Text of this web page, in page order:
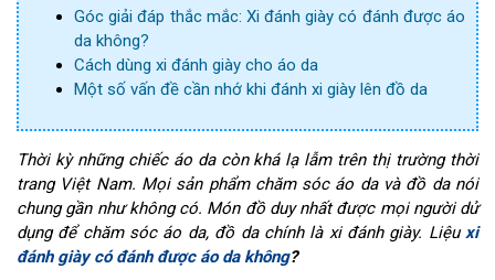
Góc giải đáp thắc mắc: Xi đánh giày có đánh được áo
da không?
Cách dùng xi đánh giày cho áo da
Một số vấn đề cần nhớ khi đánh xi giày lên đồ da
Thời kỳ những chiếc áo da còn khá lạ lẫm trên thị trường thời
trang Việt Nam. Mọi sản phẩm chăm sóc áo da và đồ da nói
chung gần như không có. Món đồ duy nhất được mọi người dử
dụng để chăm sóc áo da, đồ da chính là xi đánh giày. Liệuxi
đánh giày có đánh được áo da không?